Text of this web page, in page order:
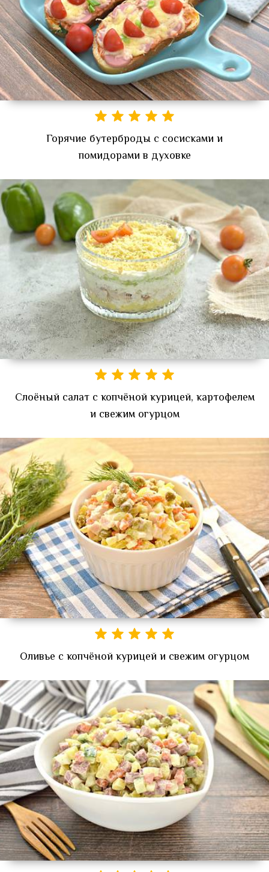
Горячие бутерброды с сосисками и
помидорами в духовке
Слоёный салат с копчёной курицей, картофелем
и свежим огурцом
Оливье с копчёной курицей и свежим огурцом